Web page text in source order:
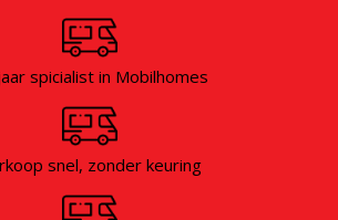
spicialist in Mobilhomes
snel, zonder keuring